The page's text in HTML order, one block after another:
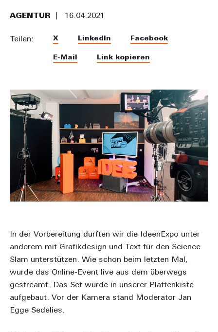
AGENTUR 16.04.2021
Teilen: X LinkedIn Facebook
E-Mail Link kopieren
In der Vorbereitung durften wir die IdeenExpo unter
anderem mit Grafikdesign und Text für den Science
Slam unterstützen. Wie schon beim letzten Mal,
wurde das Online-Event live aus dem überwegs
gestreamt. Das Set wurde in unserer Plattenkiste
aufgebaut. Vor der Kamera stand Moderator Jan
Egge Sedelies.